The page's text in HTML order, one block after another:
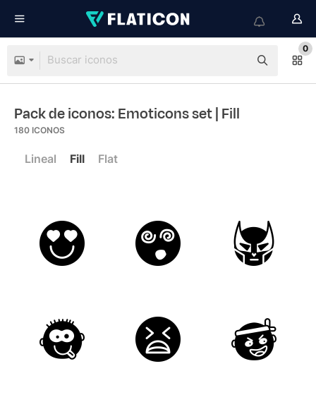
0
Pack de iconos: Emoticons set| Fill
180 ICONOS
Lineal Fill Flat